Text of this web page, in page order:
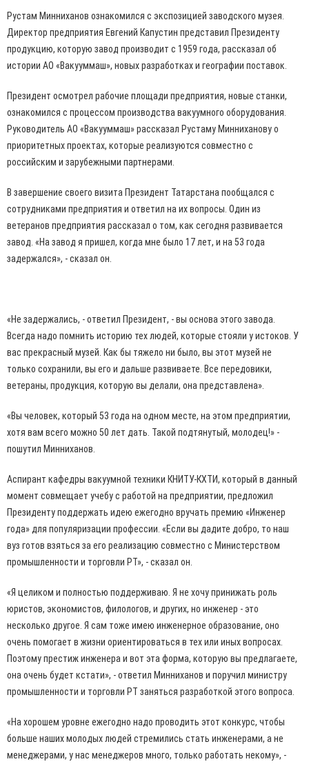
Рустам Минниханов ознакомился с экспозицией заводского музея.
Директор предприятия Евгений Капустин представил Президенту
продукцию, которую завод производит с 1959 года, рассказал об
истории АО «Вакууммаш», новых разработках и географии поставок.
Президент осмотрел рабочие площади предприятия, новые станки,
ознакомился с процессом производства вакуумного оборудования.
Руководитель АО «Вакууммаш» рассказал Рустаму Минниханову о
приоритетных проектах, которые реализуются совместно с
российским и зарубежными партнерами.
В завершение своего визита Президент Татарстана пообщался с
сотрудниками предприятия и ответил на их вопросы. Один из
ветеранов предприятия рассказал о том, как сегодня развивается
завод. «На завод я пришел, когда мне было 17 лет, и на 53 года
задержался», - сказал он.
«Не задержались, - ответил Президент, - вы основа этого завода.
Всегда надо помнить историю тех людей, которые стояли у истоков. У
вас прекрасный музей. Как бы тяжело ни было, вы этот музей не
только сохранили, вы его и дальше развиваете. Все передовики,
ветераны, продукция, которую вы делали, она представлена».
«Вы человек, который 53 года на одном месте, на этом предприятии,
хотя вам всего можно 50 лет дать. Такой подтянутый, молодец!» -
пошутил Минниханов.
Аспирант кафедры вакуумной техники КНИТУ-КХТИ, который в данный
момент совмещает учебу с работой на предприятии, предложил
Президенту поддержать идею ежегодно вручать премию «Инженер
года» для популяризации профессии. «Если вы дадите добро, то наш
вуз готов взяться за его реализацию совместно с Министерством
промышленности и торговли РТ», - сказал он.
«Я целиком и полностью поддерживаю. Я не хочу принижать роль
юристов, экономистов, филологов, и других, но инженер - это
несколько другое. Я сам тоже имею инженерное образование, оно
очень помогает в жизни ориентироваться в тех или иных вопросах.
Поэтому престиж инженера и вот эта форма, которую вы предлагаете,
она очень будет кстати», - ответил Минниханов и поручил министру
промышленности и торговли РТ заняться разработкой этого вопроса.
«На хорошем уровне ежегодно надо проводить этот конкурс, чтобы
больше наших молодых людей стремились стать инженерами, а не
менеджерами, у нас менеджеров много, только работать некому», -